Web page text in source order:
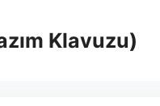
Klavuzu)